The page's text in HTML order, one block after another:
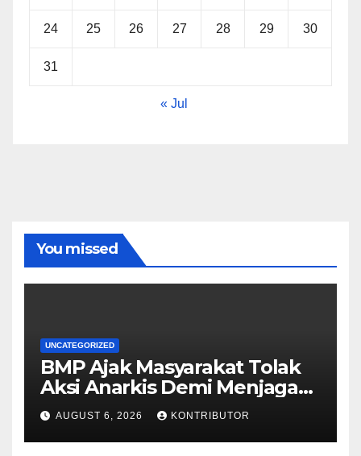
24 25 26 27 28 29 30
31
« Jul
You missed
UNCATEGORIZED
BMP Ajak Masyarakat Tolak
Aksi Anarkis Demi Menjaga
Keamanan dan
Pembangunan Papua
AUGUST 6, 2026 KONTRIBUTOR